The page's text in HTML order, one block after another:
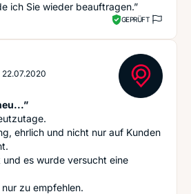
ich Sie wieder beauftragen.”
GEPRÜFT
22.07.2020
ehrlich und nicht nur auf Kunden
es wurde versucht eine
zu empfehlen.